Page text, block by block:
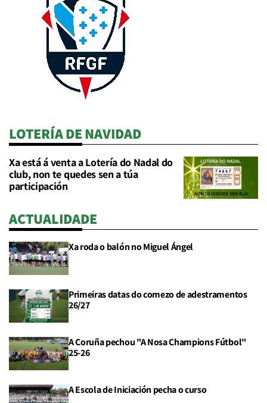
LOTERÍA DE NAVIDAD
Xa está á venta a Lotería do Nadal do
club, non te quedes sen a túa
participación
ACTUALIDADE
Xa roda o balón no Miguel Ángel
Primeiras datas do comezo de adestramentos
26/27
A Coruña pechou "A Nosa Champions Fútbol"
25-26
A Escola de Iniciación pecha o curso